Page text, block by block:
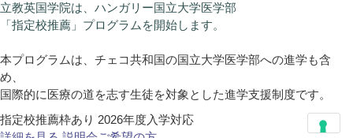
立教英国学院は、ハンガリー国立大学医学部
「指定校推薦」プログラムを開始します。
本プログラムは、チェコ共和国の国立大学医学部への進学も含
め、
国際的に医療の道を志す生徒を対象とした進学支援制度です。
指定校推薦枠あり 2026年度入学対応